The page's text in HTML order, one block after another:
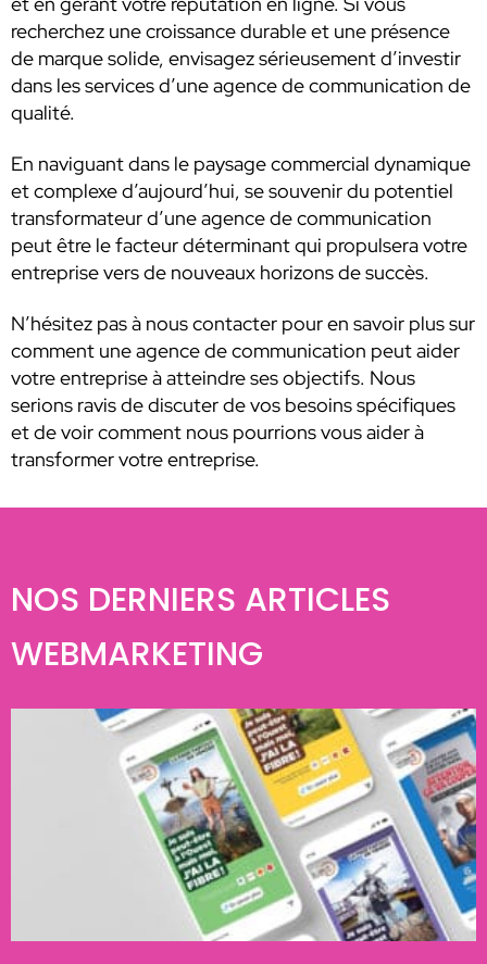
recherchez une croissance durable et une présence
de marque solide, envisagez sérieusement d’investir
dans les services d’une agence de communication de
qualité.
En naviguant dans le paysage commercial dynamique
et complexe d’aujourd’hui, se souvenir du potentiel
transformateur d’une agence de communication
peut être le facteur déterminant qui propulsera votre
entreprise vers de nouveaux horizons de succès.
N’hésitez pas à nous contacter pour en savoir plus sur
comment une agence de communication peut aider
votre entreprise à atteindre ses objectifs. Nous
serions ravis de discuter de vos besoins spécifiques
et de voir comment nous pourrions vous aider à
transformer votre entreprise.
NOS DERNIERS ARTICLES
WEBMARKETING